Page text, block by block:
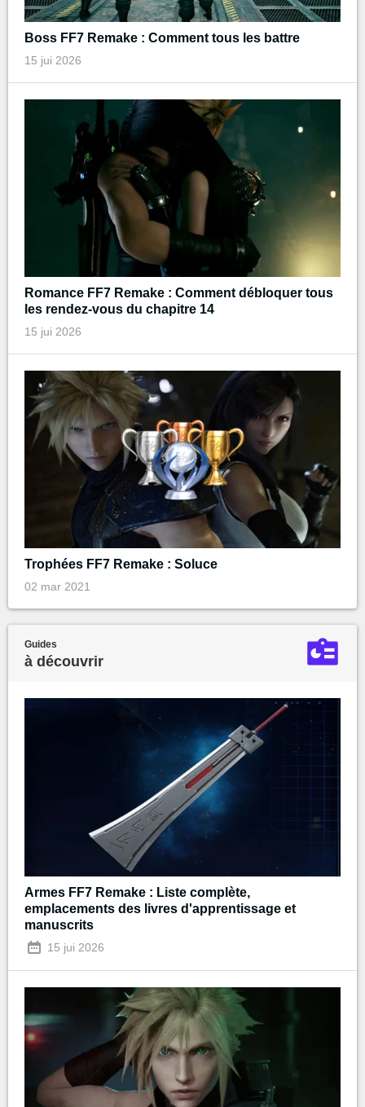
Boss FF7 Remake : Comment tous les battre
15 jui 2026
Romance FF7 Remake : Comment débloquer tous
les rendez-vous du chapitre 14
15 jui 2026
Trophées FF7 Remake : Soluce
02 mar 2021
Guides
à découvrir
Armes FF7 Remake : Liste complète,
emplacements des livres d'apprentissage et
manuscrits
15 jui 2026